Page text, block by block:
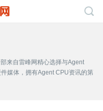
来自雷峰网精心选择与Agent
媒体，拥有Agent CPU资讯的第